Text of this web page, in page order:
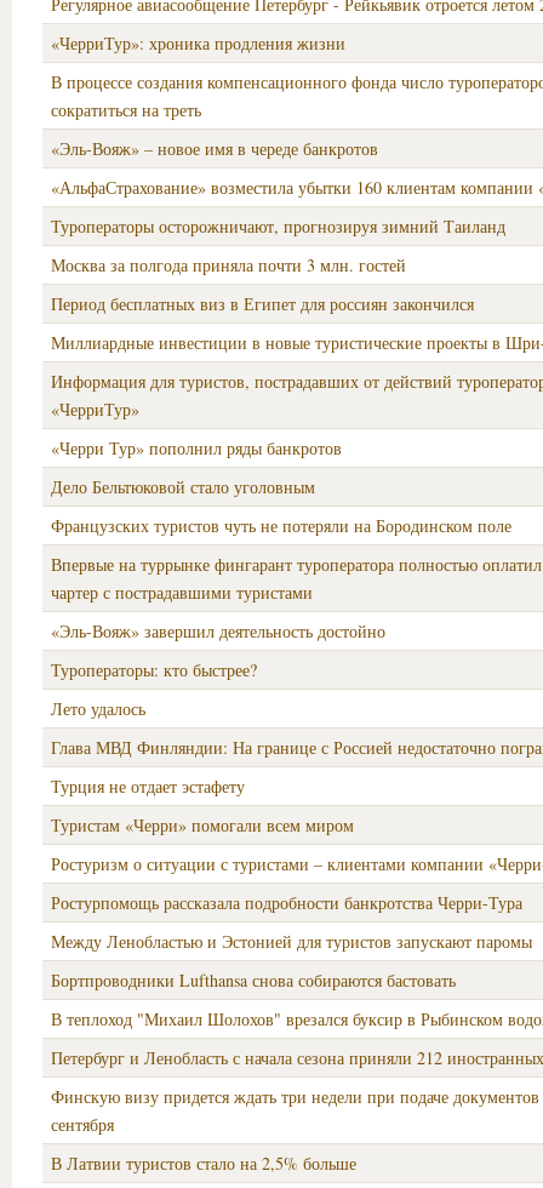
«ЧерриТур»: хроника продления жизни
В процессе создания компенсационного фонда число
сократиться на треть
«Эль-Вояж» – новое имя в череде банкротов
«АльфаСтрахование» возместила убытки 160 клиентам компании
Туроператоры осторожничают, прогнозируя зимний Таиланд
Москва за полгода приняла почти 3 млн. гостей
Период бесплатных виз в Египет для россиян закончился
Миллиардные инвестиции в новые туристические проекты в
Информация для туристов, пострадавших от действий
«ЧерриТур»
«Черри Тур» пополнил ряды банкротов
Дело Бельтюковой стало уголовным
Французских туристов чуть не потеряли на Бородинском поле
Впервые на туррынке фингарант туроператора полностью
чартер с пострадавшими туристами
«Эль-Вояж» завершил деятельность достойно
Туроператоры: кто быстрее?
Лето удалось
Глава МВД Финляндии: На границе с Россией недостаточно
Турция не отдает эстафету
Туристам «Черри» помогали всем миром
Ростуризм о ситуации с туристами – клиентами компании
Ростурпомощь рассказала подробности банкротства Черри-Тура
Между Ленобластью и Эстонией для туристов запускают паромы
Бортпроводники Lufthansa снова собираются бастовать
В теплоход "Михаил Шолохов" врезался буксир в Рыбинском
Петербург и Ленобласть с начала сезона приняли 212
Финскую визу придется ждать три недели при подаче
сентября
В Латвии туристов стало на 2,5% больше